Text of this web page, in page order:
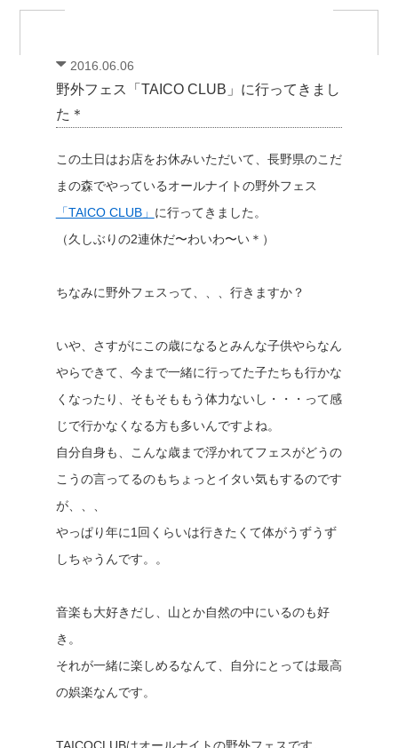
2016.06.06
野外フェス「TAICO CLUB」に行ってきまし
た＊
この土日はお店をお休みいただいて、長野県のこだ
まの森でやっているオールナイトの野外フェス
「TAICO CLUB」 に行ってきました。
（久しぶりの2連休だ〜わいわ〜い＊）
ちなみに野外フェスって、、、行きますか？
いや、さすがにこの歳になるとみんな子供やらなん
やらできて、今まで一緒に行ってた子たちも行かな
くなったり、そもそももう体力ないし・・・って感
じで行かなくなる方も多いんですよね。
自分自身も、こんな歳まで浮かれてフェスがどうの
こうの言ってるのもちょっとイタい気もするのです
が、、、
やっぱり年に1回くらいは行きたくて体がうずうず
しちゃうんです。。
音楽も大好きだし、山とか自然の中にいるのも好
き。
それが一緒に楽しめるなんて、自分にとっては最高
の娯楽なんです。